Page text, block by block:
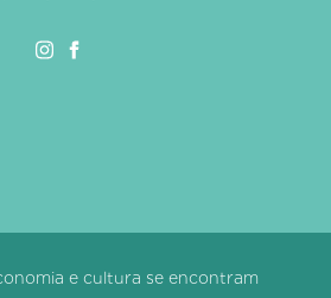
e cultura se encontram